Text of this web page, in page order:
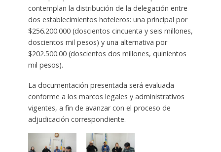
contemplan la distribución de la delegación entre
dos establecimientos hoteleros: una principal por
$256.200.000 (doscientos cincuenta y seis millones,
doscientos mil pesos) y una alternativa por
$202.500.00 (doscientos dos millones, quinientos
mil pesos).
La documentación presentada será evaluada
conforme a los marcos legales y administrativos
vigentes, a fin de avanzar con el proceso de
adjudicación correspondiente.